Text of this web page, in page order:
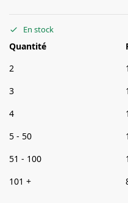
En stock
Quantité
2
3
4
5 - 50
51 - 100
101 +